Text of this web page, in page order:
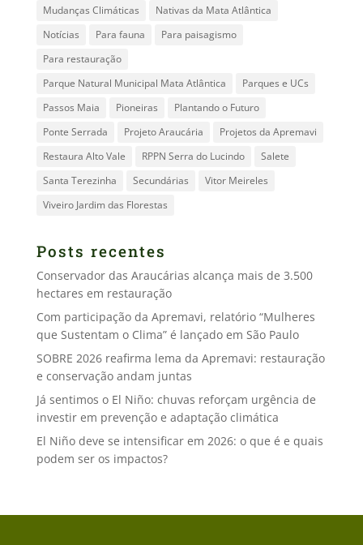
Mudanças Climáticas
Nativas da Mata Atlântica
Notícias
Para fauna
Para paisagismo
Para restauração
Parque Natural Municipal Mata Atlântica
Parques e UCs
Passos Maia
Pioneiras
Plantando o Futuro
Ponte Serrada
Projeto Araucária
Projetos da Apremavi
Restaura Alto Vale
RPPN Serra do Lucindo
Salete
Santa Terezinha
Secundárias
Vitor Meireles
Viveiro Jardim das Florestas
Posts recentes
Conservador das Araucárias alcança mais de 3.500
hectares em restauração
Com participação da Apremavi, relatório “Mulheres
que Sustentam o Clima” é lançado em São Paulo
SOBRE 2026 reafirma lema da Apremavi: restauração
e conservação andam juntas
Já sentimos o El Niño: chuvas reforçam urgência de
investir em prevenção e adaptação climática
El Niño deve se intensificar em 2026: o que é e quais
podem ser os impactos?